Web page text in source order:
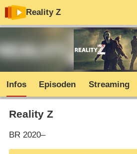
Reality Z
Infos Episoden Streaming
Reality Z
BR2020–